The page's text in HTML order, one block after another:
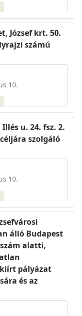
József krt. 50.
számú
10.
u. 24. fsz. 2.
szolgáló
10.
álló Budapest
alatti,
pályázat
és az